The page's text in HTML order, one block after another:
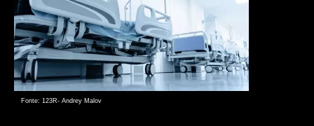
Fonte: 123R- Andrey Malov